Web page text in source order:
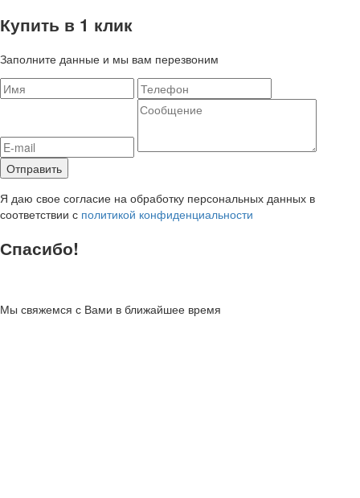
Купить в 1 клик
Заполните данные и мы вам перезвоним
Я даю свое согласие на обработку персональных данных в
соответствии с политикой конфиденциальности
Спасибо!
Мы свяжемся с Вами в ближайшее время